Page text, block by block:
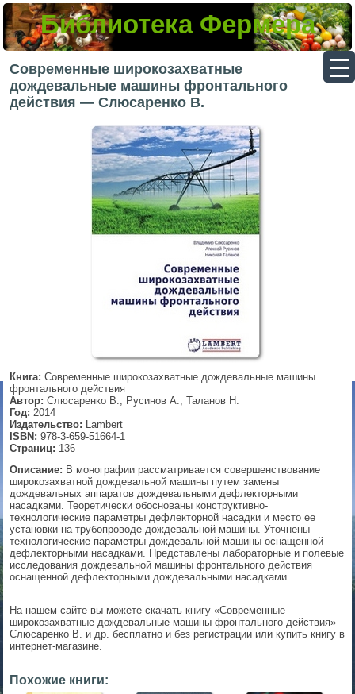
Библиотека Фермера
Современные широкозахватные
дождевальные машины фронтального
действия — Слюсаренко В.
Книга: Современные широкозахватные дождевальные машины
фронтального действия
Автор: Слюсаренко В., Русинов А., Таланов Н.
Год: 2014
Издательство: Lambert
ISBN: 978-3-659-51664-1
Страниц: 136
Описание: В монографии рассматривается совершенствование
широкозахватной дождевальной машины путем замены
дождевальных аппаратов дождевальными дефлекторными
насадками. Теоретически обоснованы конструктивно-
технологические параметры дефлекторной насадки и место ее
установки на трубопроводе дождевальной машины. Уточнены
технологические параметры дождевальной машины оснащенной
дефлекторными насадками. Представлены лабораторные и полевые
исследования дождевальной машины фронтального действия
оснащенной дефлекторными дождевальными насадками.
На нашем сайте вы можете скачать книгу «Современные
широкозахватные дождевальные машины фронтального действия»
Слюсаренко В. и др. бесплатно и без регистрации или купить книгу в
интернет-магазине.
Похожие книги:
▼
▼
▼
▼